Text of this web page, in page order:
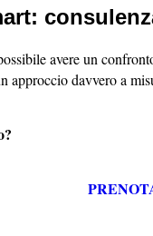
avere un
approccio davvero a